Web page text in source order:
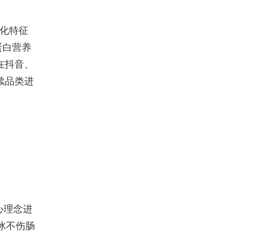
特征
营养
音、
品类进
理念进
不伤肠